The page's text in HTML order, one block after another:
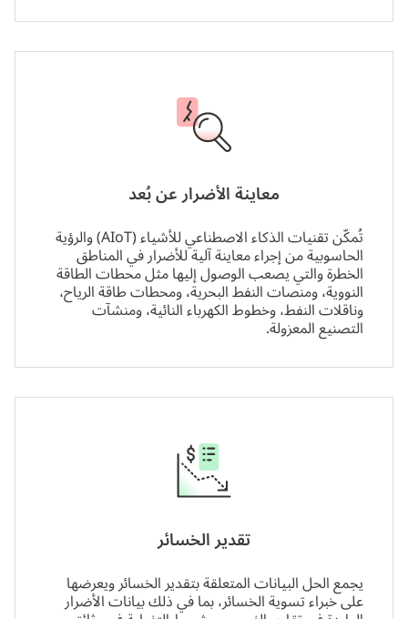
معاينة الأضرار عن بُعد
تُمكّن تقنيات الذكاء الاصطناعي للأشياء (AIoT) والرؤية
الحاسوبية من إجراء معاينة آلية للأضرار في المناطق
الخطرة والتي يصعب الوصول إليها مثل محطات الطاقة
النووية، ومنصات النفط البحرية، ومحطات طاقة الرياح،
وناقلات النفط، وخطوط الكهرباء النائية، ومنشآت
التصنيع المعزولة.
تقدير الخسائر
يجمع الحل البيانات المتعلقة بتقدير الخسائر ويعرضها
على خبراء تسوية الخسائر، بما في ذلك بيانات الأضرار